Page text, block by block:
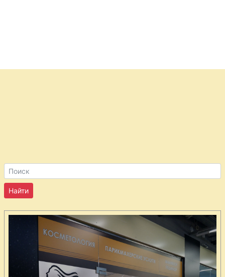
Картофель
испеченный в
мундире с
сыром
Картофель
запеченный
Компот из
сухофруктов с